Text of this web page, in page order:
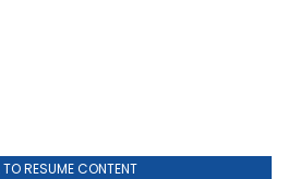
RESUME CONTENT